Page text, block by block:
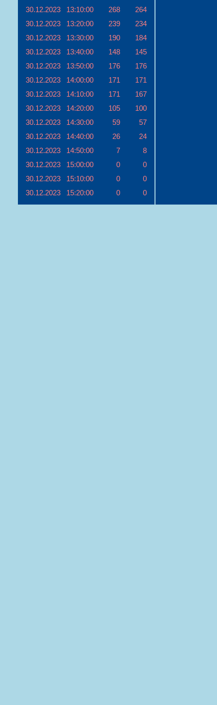
30.12.2023
13:10:00 268
264
30.12.2023
13:20:00 239
234
30.12.2023
13:30:00 190
184
30.12.2023
13:40:00 148
145
30.12.2023
13:50:00 176
176
30.12.2023
14:00:00 171
171
30.12.2023
14:10:00 171
167
30.12.2023
14:20:00 105
100
30.12.2023
14:30:00 59
57
30.12.2023
14:40:00 26
24
30.12.2023
14:50:00 7
8
30.12.2023
15:00:00 0
0
30.12.2023
15:10:00 0
0
30.12.2023
15:20:00 0 0